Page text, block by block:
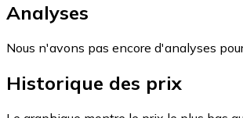
Analyses
Nous n'avons pas encore d'analyses
Historique des prix